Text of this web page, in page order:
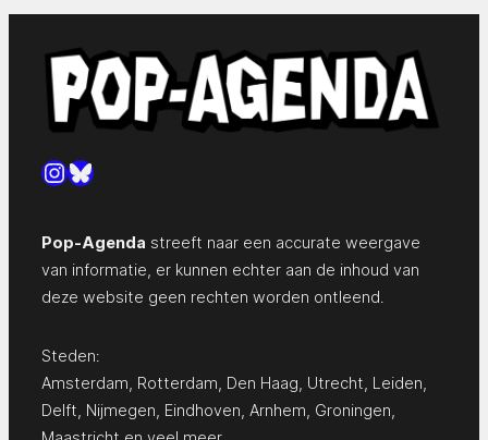
Instagram
Bluesky
Pop-Agenda streeft naar een accurate weergave
van informatie, er kunnen echter aan de inhoud van
deze website geen rechten worden ontleend.
Steden:
Amsterdam Rotterdam Den Haag Utrecht Leiden
Delft Nijmegen Eindhoven Arnhem Groningen